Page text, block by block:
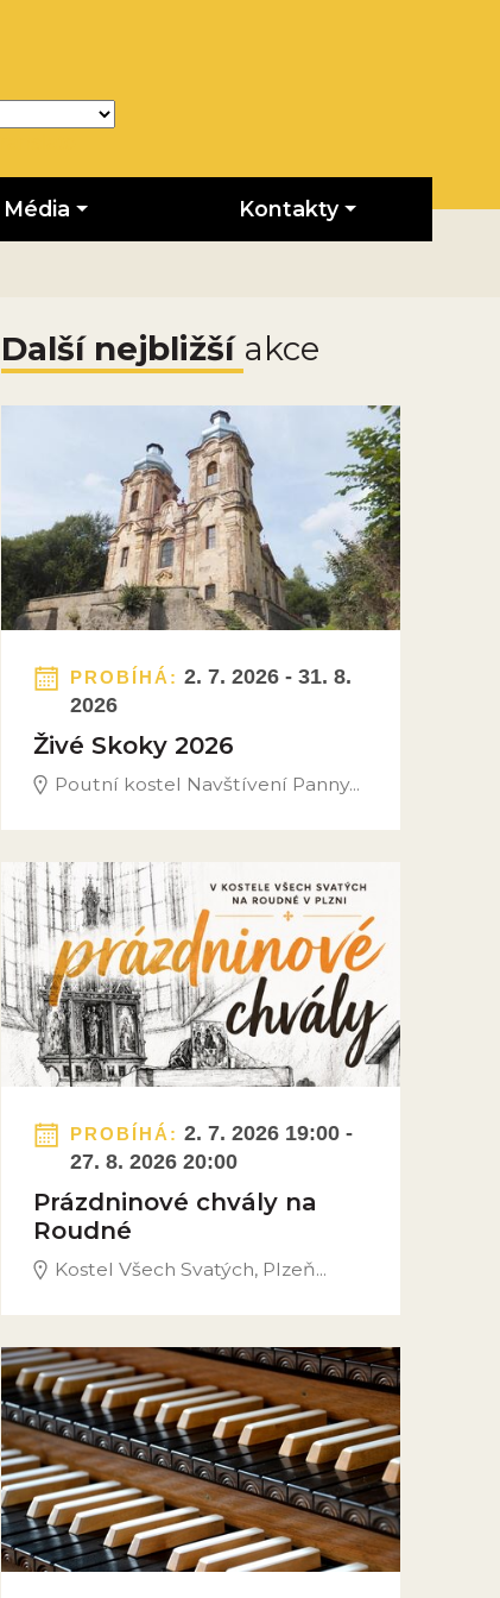
Média Kontakty
Další nejbližší akce
PROBÍHÁ: 2. 7. 2026 - 31. 8.
2026
Živé Skoky 2026
Poutní kostel Navštívení Panny...
Obrázek novinky
PROBÍHÁ: 2. 7. 2026 19:00 -
27. 8. 2026 20:00
Prázdninové chvály na
Roudné
Kostel Všech Svatých, Plzeň...
Obrázek novinky